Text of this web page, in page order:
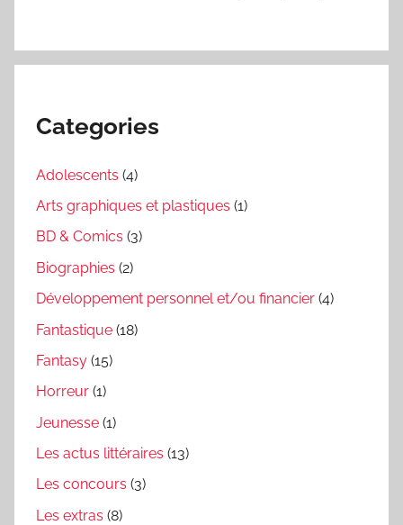
Categories
Adolescents (4)
Arts graphiques et plastiques (1)
BD & Comics (3)
Biographies (2)
Développement personnel et/ou financier (4)
Fantastique (18)
Fantasy (15)
Horreur (1)
Jeunesse (1)
Les actus littéraires (13)
Les concours (3)
Les extras (8)